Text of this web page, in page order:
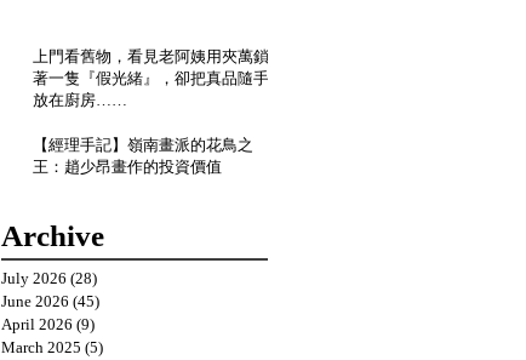
上門看舊物，看見老阿姨用夾萬鎖
著一隻『假光緒』，卻把真品隨手
放在廚房……
【經理手記】嶺南畫派的花鳥之
王：趙少昂畫作的投資價值
Archive
July 2026 (28)
June 2026 (45)
April 2026 (9)
March 2025 (5)